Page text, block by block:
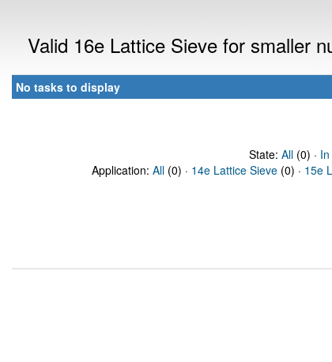
Valid 16e Lattice Sieve for smaller
No tasks to display
State: All(0) ·
Application: All (0) · 14e Lattice Sieve (0) · 15e